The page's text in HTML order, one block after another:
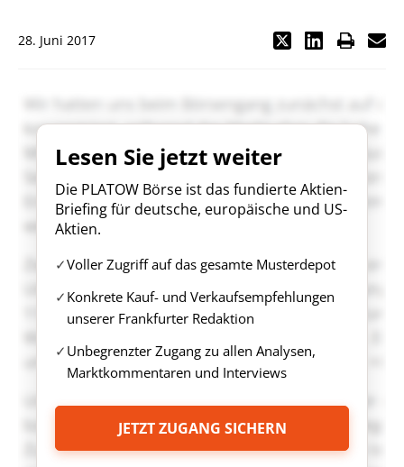
28. Juni 2017
Lesen Sie jetzt weiter
Die PLATOW Börse ist das fundierte Aktien-
Briefing für deutsche, europäische und US-
Aktien.
Voller Zugriff auf das gesamte Musterdepot
Konkrete Kauf- und Verkaufsempfehlungen
unserer Frankfurter Redaktion
Unbegrenzter Zugang zu allen Analysen,
Marktkommentaren und Interviews
JETZT ZUGANG SICHERN